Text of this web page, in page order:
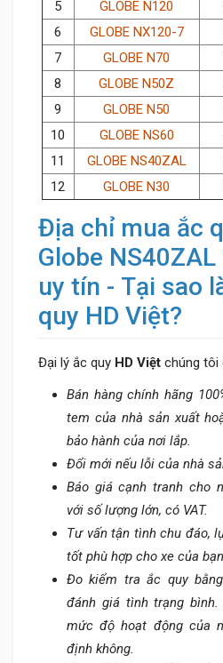
5 GLOBE N120
6
GLOBE NX120-7
7
GLOBE N70
8
GLOBE N50Z
9
GLOBE N50
10
GLOBE NS60
11
GLOBE NS40ZAL
12
GLOBE N30
Địa chỉ mua ắc
Globe
uy tín - Tại sao
quy HD Việt?
Đại lý ắc quy HD Việt chúng tôi
Bán hàng chính hãng
tem của nhà sản xuất
bảo hành của nơi lắp.
Đổi mới nếu lỗi của nhà
Báo giá cạnh tranh cho
với số lượng lớn, có VAT.
Tư vấn tận tình chu đáo,
tốt phù hợp cho xe của
Đo kiểm tra ắc quy
đánh giá tình trạng
mức độ hoạt động của
định không.